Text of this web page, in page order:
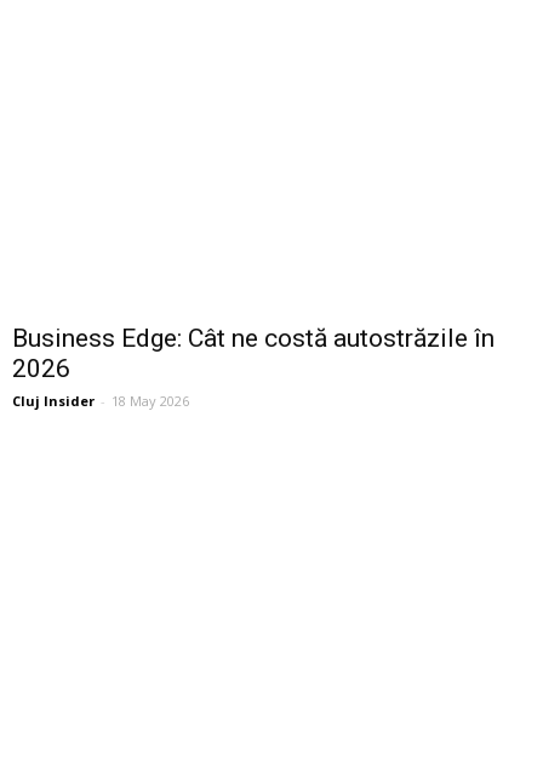
Business Edge: Cât ne costă autostrăzile în
2026
Cluj Insider - 18 May 2026